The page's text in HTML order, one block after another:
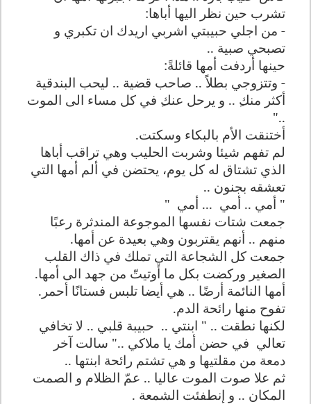
تشرب حين نظر اليها أباها:
- من اجلي حبيبتي اشربي اريدك ان تكبري و
تصبحي صبية ..
حينها أردفت أمها قائلةً:
- وتتزوجي بطلاً .. صاحب قضية .. ليحب البندقية
أكثر منك .. و يرحل عنك في كل مساء الى الموت
.."
أختنقت الأم بالبكاء وسكتت.
لم تفهم شيئا وشربت الحليب وهي تراقب أباها
الذي تشتاق له كل يوم، يحتضن في ألم أمها التي
تعشقه بجنون ..
" أمي .. أمي ... أمي "
جمعت شتات نفسها الموجوعة المندثرة رعبًا
منهم .. أنهم يقتربون وهي بعيدة عن أمها.
جمعت كل الشجاعة التي تملك في ذاك القلب
الصغير وركضت بكل ما أوتيتّ من جهد الى أمها.
أمها النائمة أرضًا .. هي أيضا تلبس فستانًا أحمر.
تفوح منها رائحة الدم.
لكنها نطقت .. " ابنتي .. حبيبة قلبي .. لا تخافي
تعالي في حضن أمك يا ملاكي .." سالت آخر
دمعة من مقلتيها و هي تشتم رائحة ابنتها ..
ثم علا صوت الموت عاليا .. عمّ الظلام و الصمت
المكان .. و إنطفئت الشمعة .